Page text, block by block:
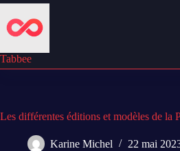
Passer
contenu
Tabbee
Les différentes éditions et modèles de la
Karine Michel 22 mai